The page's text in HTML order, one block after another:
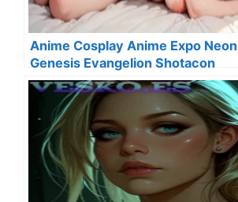
Anime Cosplay Anime Expo Neon
Genesis Evangelion Shotacon